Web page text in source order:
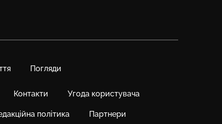
Погляди
Контакти Угода користувача
політика Партнери